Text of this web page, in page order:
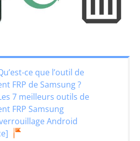
ce que l’outil de
FRP de Samsung ?
7 meilleurs outils de
FRP Samsung
Android